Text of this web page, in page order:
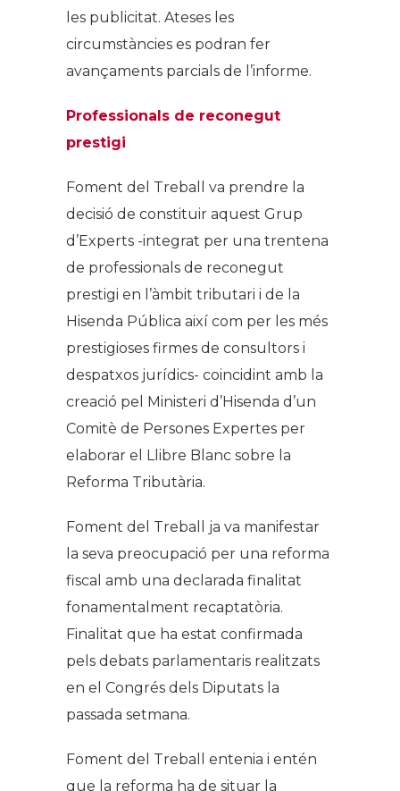
les publicitat. Ateses les
circumstàncies es podran fer
avançaments parcials de l’informe.
Professionals de reconegut
prestigi
Foment del Treball va prendre la
decisió de constituir aquest Grup
d’Experts -integrat per una trentena
de professionals de reconegut
prestigi en l’àmbit tributari i de la
Hisenda Pública així com per les més
prestigioses firmes de consultors i
despatxos jurídics- coincidint amb la
creació pel Ministeri d’Hisenda d’un
Comitè de Persones Expertes per
elaborar el Llibre Blanc sobre la
Reforma Tributària.
Foment del Treball ja va manifestar
la seva preocupació per una reforma
fiscal amb una declarada finalitat
fonamentalment recaptatòria.
Finalitat que ha estat confirmada
pels debats parlamentaris realitzats
en el Congrés dels Diputats la
passada setmana.
Foment del Treball entenia i entén
que la reforma ha de situar la